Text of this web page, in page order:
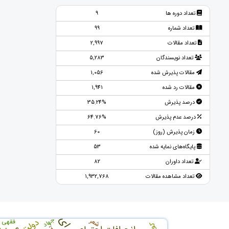
تعداد دوره ها
9
تعداد شماره
99
تعداد مقالات
2,997
تعداد نویسندگان
5,283
مقالات پذیرش شده
1,056
مقالات رد شده
1,941
درصد پذیرش
35.24%
درصد عدم پذیرش
64.76%
زمان پذیرش (روز)
60
پایگاه‌های نمایه شده
53
تعداد داوران
82
تعداد مشاهده مقالات
1,932,768
جهاد شعر فقهی